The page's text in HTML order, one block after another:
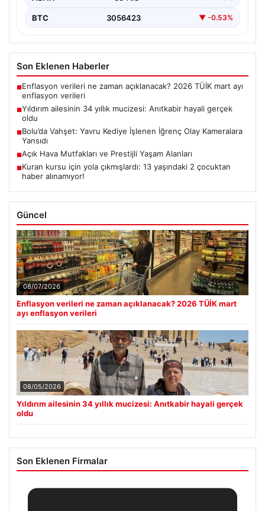
BTC 3056423 ▼ -0.53%
Son Eklenen Haberler
■Enflasyon verileri ne zaman açıklanacak? 2026 TÜİK mart ayı
enflasyon verileri
■Yıldırım ailesinin 34 yıllık mucizesi: Anıtkabir hayali gerçek
oldu
■Bolu’da Vahşet: Yavru Kediye İşlenen İğrenç Olay Kameralara
Yansıdı
■Açık Hava Mutfakları ve Prestijli Yaşam Alanları
■Kuran kursu için yola çıkmışlardı: 13 yaşındaki 2 çocuktan
haber alınamıyor!
Güncel
08/07/2026
Enflasyon verileri ne zaman açıklanacak? 2026 TÜİK mart
ayı enflasyon verileri
08/05/2026
Yıldırım ailesinin 34 yıllık mucizesi: Anıtkabir hayali gerçek
oldu
Son Eklenen Firmalar